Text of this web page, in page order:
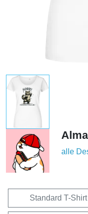
alle
Standard T-Shirt